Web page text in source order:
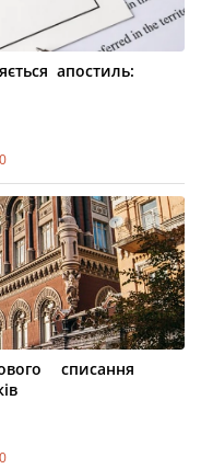
апостиль:
0
списання
0